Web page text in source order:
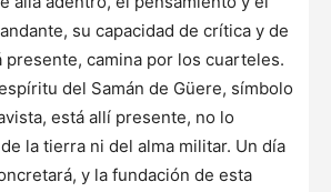
su capacidad de crítica y de
presente, camina por los cuarteles.
del Samán de Güere, símbolo
está allí presente, no lo
la tierra ni del alma militar. Un día
y la fundación de esta